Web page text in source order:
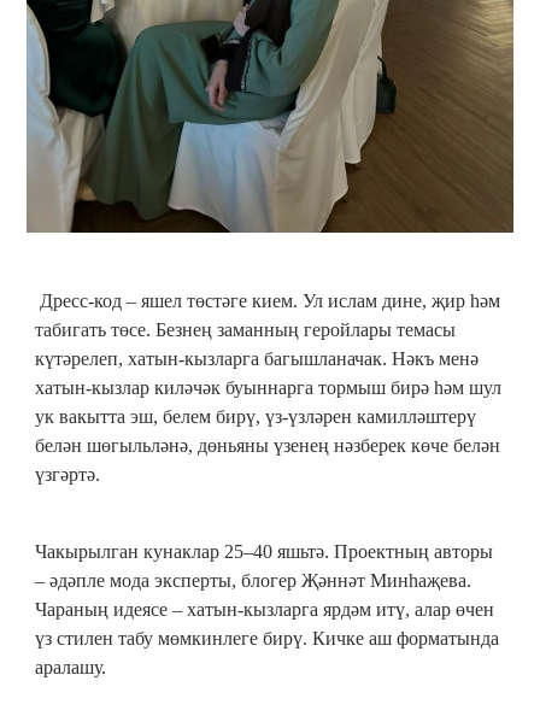
Дресс-код – яшел төстәге кием. Ул ислам дине, җир һәм
табигать төсе. Безнең заманның геройлары темасы
күтәрелеп, хатын-кызларга багышланачак. Нәкъ менә
хатын-кызлар киләчәк буыннарга тормыш бирә һәм шул
ук вакытта эш, белем бирү, үз-үзләрен камилләштерү
белән шөгыльләнә, дөньяны үзенең нәзберек көче белән
үзгәртә.
Чакырылган кунаклар 25–40 яшьтә. Проектның авторы
– әдәпле мода эксперты, блогер Җәннәт Минһаҗева.
Чараның идеясе – хатын-кызларга ярдәм итү, алар өчен
үз стилен табу мөмкинлеге бирү. Кичке аш форматында
аралашу.